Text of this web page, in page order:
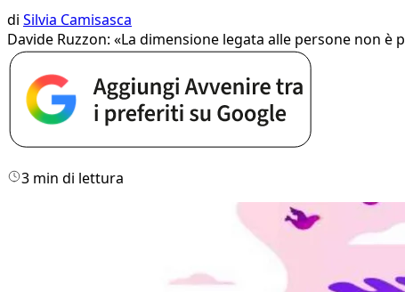
di Silvia Camisasca
Davide Ruzzon: «La dimensione legata alle persone non
3 min di lettura